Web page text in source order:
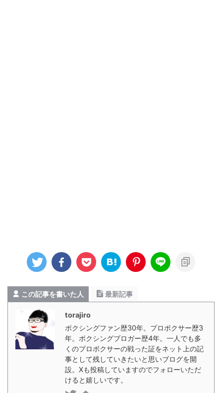
この記事を書いた人 最新記事
torajiro
ボクシングファン歴30年。プロボクサー歴3
年。ボクシングブロガー歴4年。一人でも多
くのプロボクサーの戦った証をネット上の記
事として残していきたいと思いブログを開
設。Xも投稿していますのでフォローいただ
けると嬉しいです。